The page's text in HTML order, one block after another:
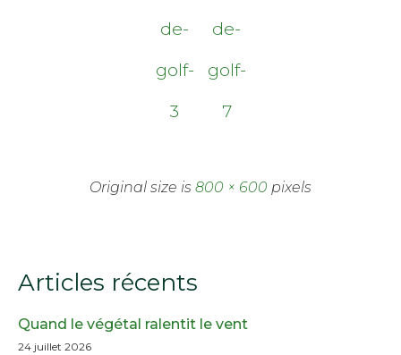
de-
golf-
3
de-
golf-
7
Original size is 800 × 600 pixels
Articles récents
Quand le végétal ralentit le vent
24 juillet 2026